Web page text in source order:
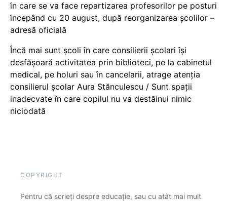
în care se va face repartizarea profesorilor pe posturi
începând cu 20 august, după reorganizarea școlilor –
adresă oficială
Încă mai sunt școli în care consilierii școlari își
desfășoară activitatea prin biblioteci, pe la cabinetul
medical, pe holuri sau în cancelarii, atrage atenția
consilierul școlar Aura Stănculescu / Sunt spații
inadecvate în care copilul nu va destăinui nimic
niciodată
COPYRIGHT
Pentru că scrieți despre educație, sau cu atât mai mult